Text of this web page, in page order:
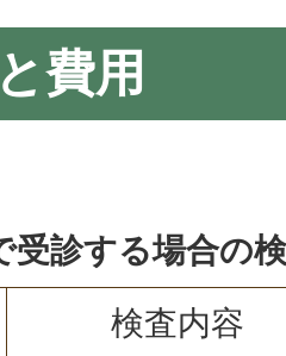
費用
受診する場合の
検査内容